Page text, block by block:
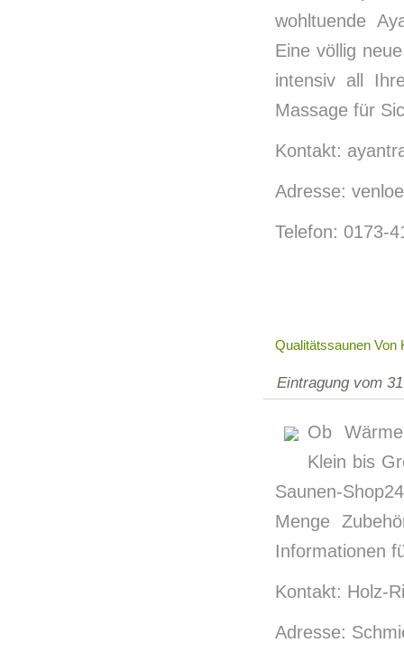
wohltuende
Eine völlig
intensiv all
Massage für
Kontakt:
Adresse:
Telefon: 0173-
Qualitätssaunen Von
Eintragung vom
Ob
Klein bis
Saunen-
Menge
Informationen
Kontakt: Holz-
Adresse: